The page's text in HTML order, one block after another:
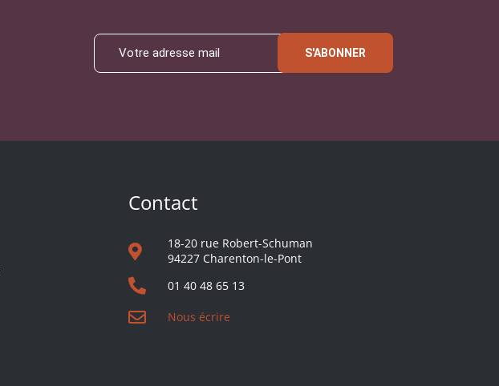
S'ABONNER
Contact
18-20 rue Robert-Schuman
94227 Charenton-le-Pont
01 40 48 65 13
Nous écrire